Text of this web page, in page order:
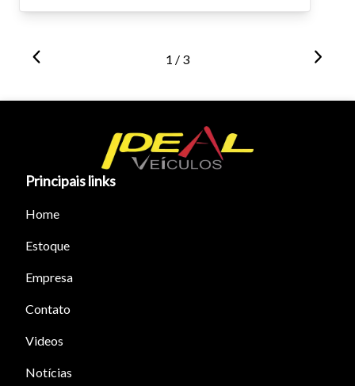
1 / 3
Principais links
Home
Estoque
Empresa
Contato
Videos
Notícias